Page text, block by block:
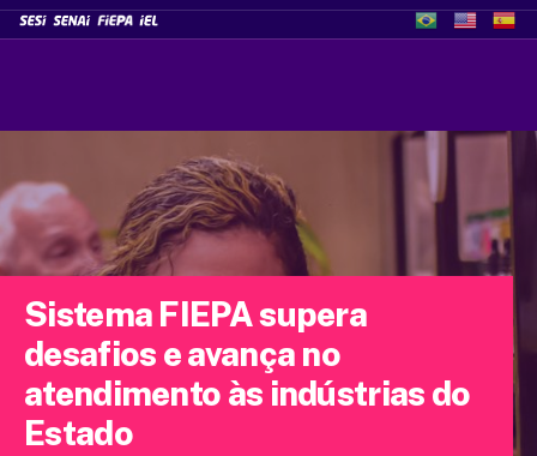
Sistema FIEPA supera
desafios e avança no
atendimento às indústrias do
Estado